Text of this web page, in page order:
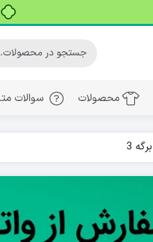
محصولات سوالات
برگه 3